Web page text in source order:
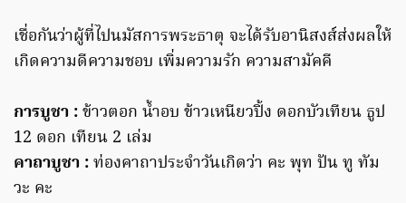
เชื่อกันว่าผู้ที่ไปนมัสการพระธาตุ จะได้รับอานิสงส์ส่งผลให้
เกิดความดีความชอบ เพิ่มความรัก ความสามัคคี
การบูชา :ข้าวตอก น้ำอบ ข้าวเหนียวปิ้ง ดอกบัวเทียน ธูป
12 ดอก เทียน 2 เล่ม
คาถาบูชา :ท่องคาถาประจำวันเกิดว่า คะ พุท ปัน ทู ทัม
วะ คะ